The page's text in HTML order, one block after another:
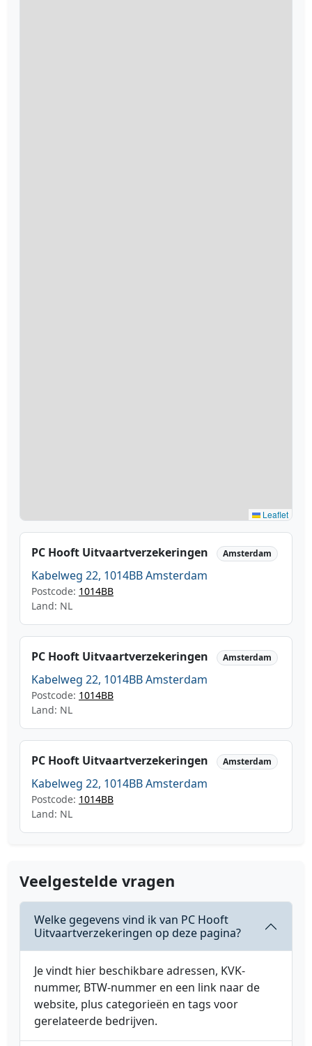
Leaflet
PC Hooft Uitvaartverzekeringen Amsterdam
Kabelweg 22, 1014BB Amsterdam
Postcode: 1014BB
Land: NL
PC Hooft Uitvaartverzekeringen Amsterdam
Kabelweg 22, 1014BB Amsterdam
Postcode: 1014BB
Land: NL
PC Hooft Uitvaartverzekeringen Amsterdam
Kabelweg 22, 1014BB Amsterdam
Postcode: 1014BB
Land: NL
Veelgestelde vragen
Welke gegevens vind ik van PC Hooft
Uitvaartverzekeringen op deze pagina?
Je vindt hier beschikbare adressen, KVK-
nummer, BTW-nummer en een link naar de
website, plus categorieën en tags voor
gerelateerde bedrijven.